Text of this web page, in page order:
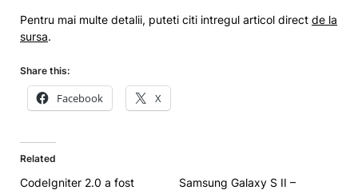
Pentru mai multe detalii, puteti citi intregul articol direct de la
sursa.
Share this:
Facebook X
Related
CodeIgniter 2.0 a fost
Samsung Galaxy S II –